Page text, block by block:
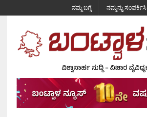
ನಮ್ಮ ಬಗ್ಗೆ ನಮ್ಮನ್ನು ಸಂಪರ್ಕಿಸಿ